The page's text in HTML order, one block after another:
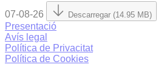
07-08-26 Descarregar (14.95 MB)
Presentació
Avís legal
Política de Privacitat
Política de Cookies